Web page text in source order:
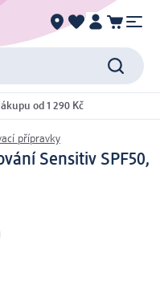
od 1 290 Kč
přípravky
Sensitiv SPF50,